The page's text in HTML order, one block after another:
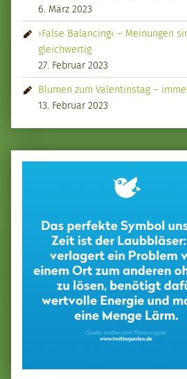
6. März 2023
›False Balancing‹ – Meinungen
gleichwertig
27. Februar 2023
Blumen zum Valentinstag –
13. Februar 2023